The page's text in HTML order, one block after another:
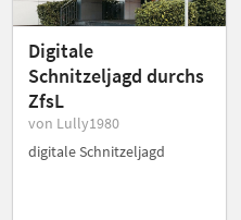
Digitale
Schnitzeljagd durchs
ZfsL
von Lully1980
digitale Schnitzeljagd